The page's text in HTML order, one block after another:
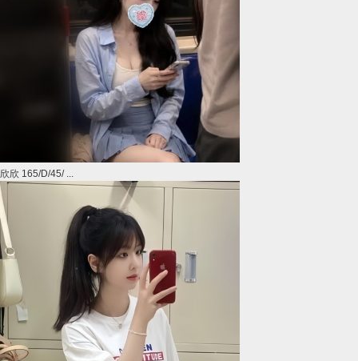
欣欣 165/D/45/ ...